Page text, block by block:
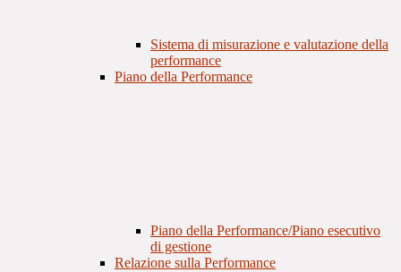
Sistema di misurazione e valutazione della
performance
Piano della Performance
Piano della Performance/Piano esecutivo
di gestione
Relazione sulla Performance